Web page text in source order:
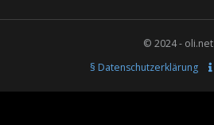
© 2024 - oli.net
§ Datenschutzerklärung